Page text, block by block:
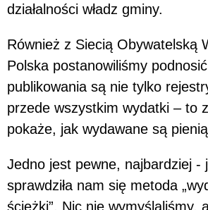
działalności władz gminy.
Również z Siecią Obywatelską
Polska postanowiliśmy
publikowania są nie tylko
przede wszystkim wydatki – to
pokaże, jak wydawane są
Jedno jest pewne, najbardziej -
sprawdziła nam się metoda
ścieżki”. Nic nie wymyślaliśmy,